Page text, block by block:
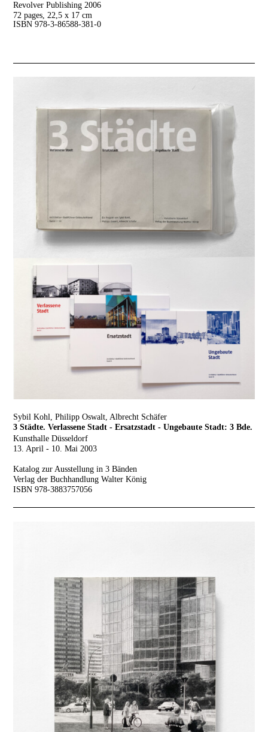
Revolver Publishing 2006
72 pages, 22,5 x 17 cm
ISBN 978-3-86588-381-0
Sybil Kohl, Philipp Oswalt, Albrecht Schäfer
3 Städte. Verlassene Stadt - Ersatzstadt - Ungebaute Stadt: 3 Bde.
Kunsthalle Düsseldorf
13. April - 10. Mai 2003
Katalog zur Ausstellung in 3 Bänden
Verlag der Buchhandlung Walter König
ISBN 978-3883757056